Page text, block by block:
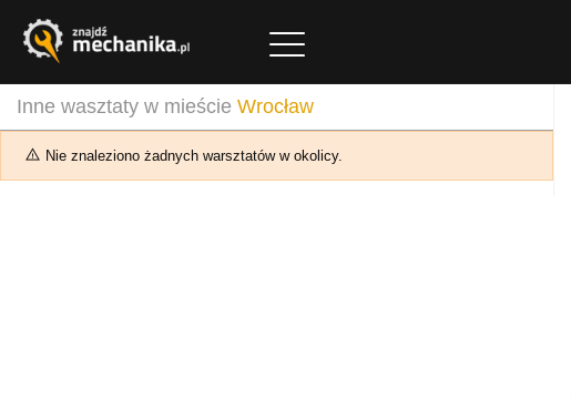
Inne wasztaty w mieście Wrocław
Nie znaleziono żadnych warsztatów w okolicy.